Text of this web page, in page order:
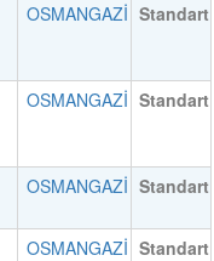
OSMANGAZİ Standart
OSMANGAZİ Standart
OSMANGAZİ Standart
OSMANGAZİ Standart